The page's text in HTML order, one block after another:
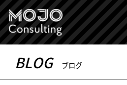
BLOG ブログ